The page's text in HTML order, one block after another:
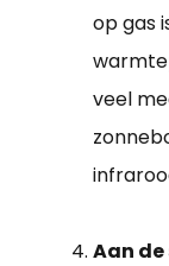
op gas
veel
Aan